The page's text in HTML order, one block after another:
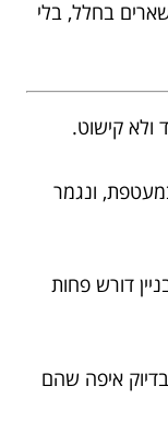
בחלל, בלי
ולא קישוט.
ונגמר
דורש פחות
איפה שהם